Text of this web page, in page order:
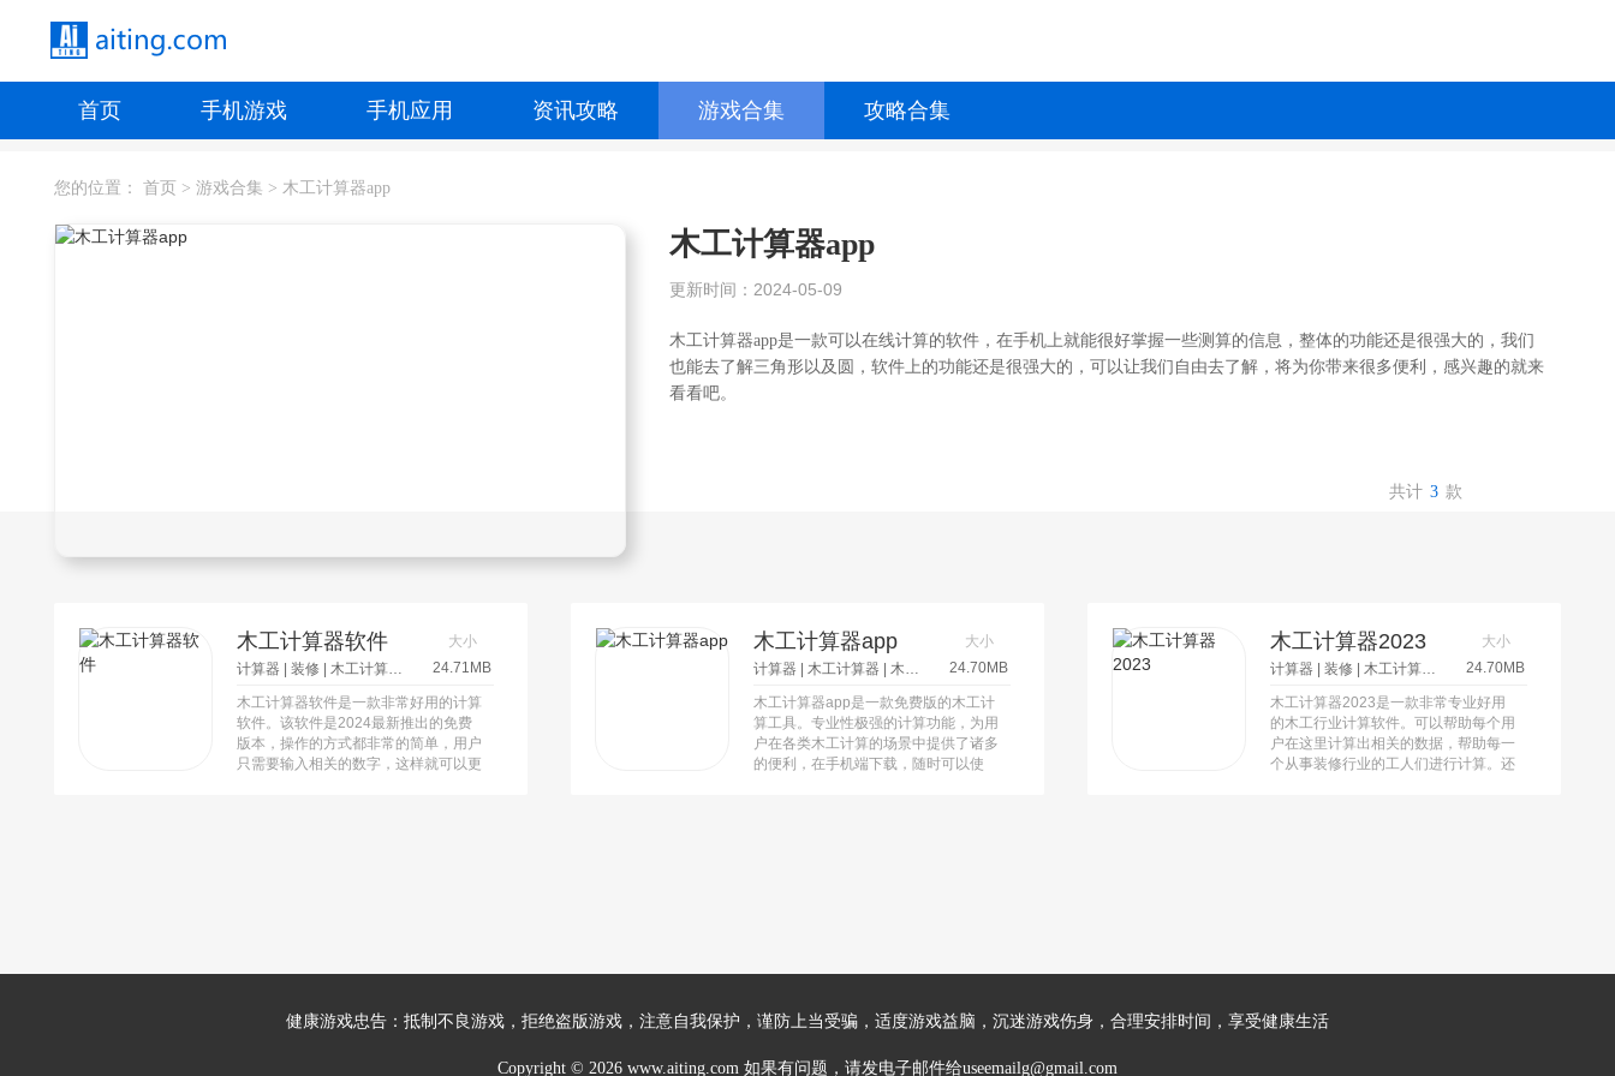
首页 手机游戏 手机应用 资讯攻略 游戏合集 攻略合集
您的位置： 首页 > 游戏合集 > 木工计算器app
木工计算器app
更新时间：2024-05-09
木工计算器app是一款可以在线计算的软件，在手机上就能很好掌握一些测算的信息，整体的功能还是很强大的，我们
也能去了解三角形以及圆，软件上的功能还是很强大的，可以让我们自由去了解，将为你带来很多便利，感兴趣的就来
看看吧。
共计 3 款
木工计算器软件
计算器 装修 木工计算器 木工计算器app
大小
24.71MB
木工计算器软件是一款非常好用的计算
软件。该软件是2024最新推出的免费
版本，操作的方式都非常的简单，用户
只需要输入相关的数字，这样就可以更
木工计算器app
计算器 木工计算器 木工计算器app
大小
24.70MB
木工计算器app是一款免费版的木工计
算工具。专业性极强的计算功能，为用
户在各类木工计算的场景中提供了诸多
的便利，在手机端下载，随时可以使
木工计算器2023
计算器 装修 木工计算器 木工计算器app
大小
24.70MB
木工计算器2023是一款非常专业好用
的木工行业计算软件。可以帮助每个用
户在这里计算出相关的数据，帮助每一
个从事装修行业的工人们进行计算。还
健康游戏忠告：抵制不良游戏，拒绝盗版游戏，注意自我保护，谨防上当受骗，适度游戏益脑，沉迷游戏伤身，合理安排时间，享受健康生活
Copyright © 2026 www.aiting.com 如果有问题，请发电子邮件给useemailg@gmail.com